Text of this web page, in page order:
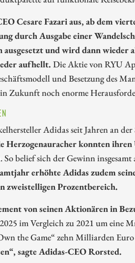
Cesare Fazari aus, ab dem
durch Ausgabe einer
und wird dann
aufhellt. Die Aktie von RYU
und Besetzung des
Zukunft noch enorme
Adidas seit Jahren an
Herzogenauracher konnten
belief sich der Gewinn
erhöhte Adidas zudem
zweistelligen Prozentbereich.
von seinen Aktionären in
im Vergleich zu 2021 um eine
the Game“ zehn Milliarden
sagte Adidas-CEO Rorsted.